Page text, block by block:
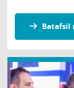
Batafsil